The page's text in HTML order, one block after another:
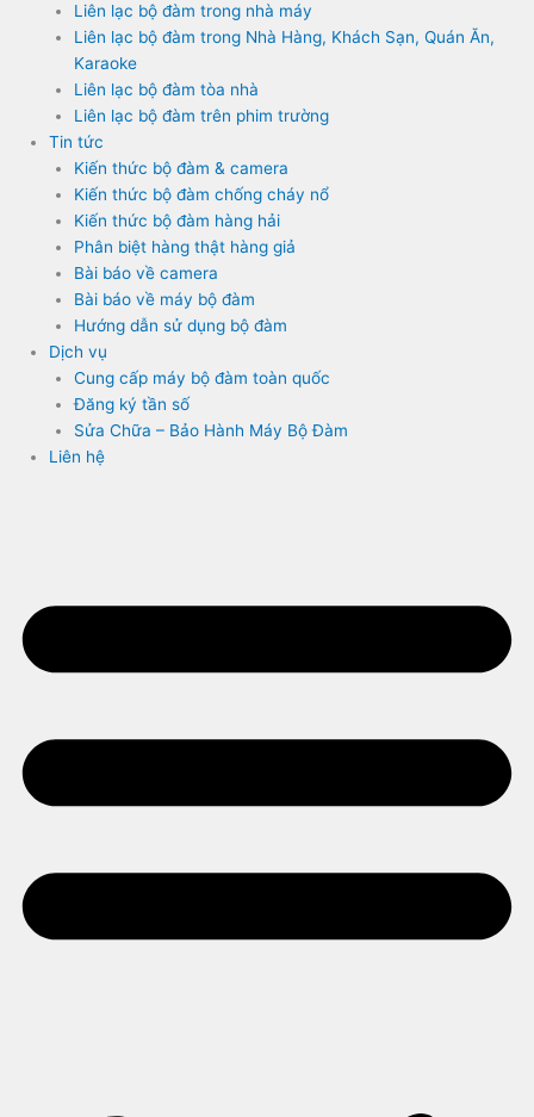
Liên lạc bộ đàm trong nhà máy
Liên lạc bộ đàm trong Nhà Hàng, Khách Sạn, Quán Ăn,
Karaoke
Liên lạc bộ đàm tòa nhà
Liên lạc bộ đàm trên phim trường
Tin tức
Kiến thức bộ đàm & camera
Kiến thức bộ đàm chống cháy nổ
Kiến thức bộ đàm hàng hải
Phân biệt hàng thật hàng giả
Bài báo về camera
Bài báo về máy bộ đàm
Hướng dẫn sử dụng bộ đàm
Dịch vụ
Cung cấp máy bộ đàm toàn quốc
Đăng ký tần số
Sửa Chữa – Bảo Hành Máy Bộ Đàm
Liên hệ